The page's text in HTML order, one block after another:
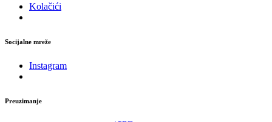
Kolačići
Socijalne mreže
Instagram
Preuzimanje